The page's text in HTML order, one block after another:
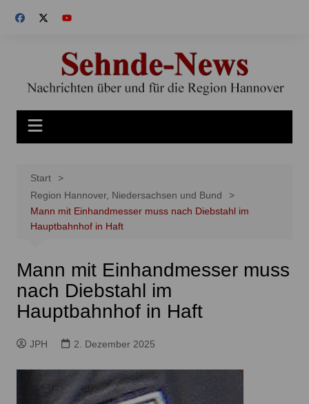
Inhalt
Start
Region Hannover, Niedersachsen und Bund
Mann mit Einhandmesser muss nach Diebstahl im
Hauptbahnhof in Haft
Mann mit Einhandmesser muss
nach Diebstahl im
Hauptbahnhof in Haft
JPH 2. Dezember 2025